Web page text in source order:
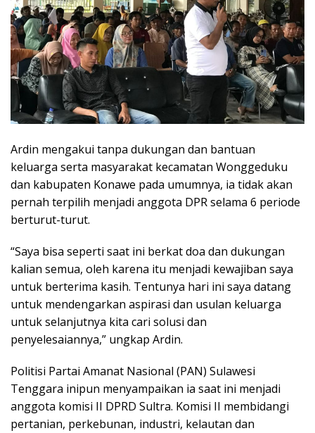
Ardin mengakui tanpa dukungan dan bantuan
keluarga serta masyarakat kecamatan Wonggeduku
dan kabupaten Konawe pada umumnya, ia tidak akan
pernah terpilih menjadi anggota DPR selama 6 periode
berturut-turut.
“Saya bisa seperti saat ini berkat doa dan dukungan
kalian semua, oleh karena itu menjadi kewajiban saya
untuk berterima kasih. Tentunya hari ini saya datang
untuk mendengarkan aspirasi dan usulan keluarga
untuk selanjutnya kita cari solusi dan
penyelesaiannya,” ungkap Ardin.
Politisi Partai Amanat Nasional (PAN) Sulawesi
Tenggara inipun menyampaikan ia saat ini menjadi
anggota komisi II DPRD Sultra. Komisi II membidangi
pertanian, perkebunan, industri, kelautan dan